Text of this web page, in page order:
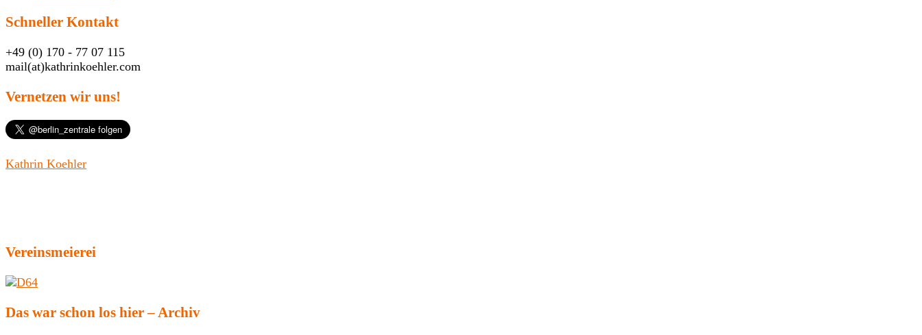
Schneller Kontakt
+49 (0) 170 - 77 07 115
mail(at)kathrinkoehler.com
Vernetzen wir uns!
Kathrin Koehler
Vereinsmeierei
Das war schon los hier – Archiv